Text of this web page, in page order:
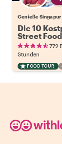
Genieße
Die 10
Street Food
772
Stunden
FOOD TOUR